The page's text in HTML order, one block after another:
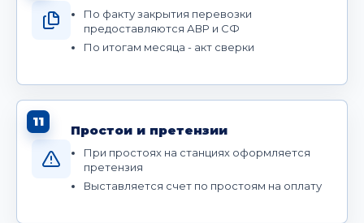
По факту закрытия перевозки
предоставляются АВР и СФ
По итогам месяца - акт сверки
11
Простои и претензии
При простоях на станциях оформляется
претензия
Выставляется счет по простоям на оплату